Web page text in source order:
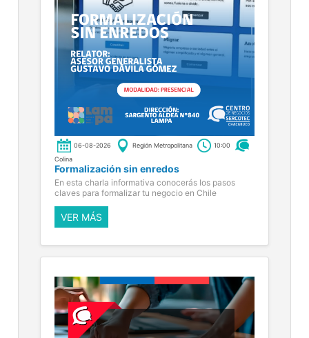
06-08-2026 Región Metropolitana
10:00
Colina
Formalización sin enredos
En esta charla informativa conocerás los pasos
claves para formalizar tu negocio en Chile
VER MÁS